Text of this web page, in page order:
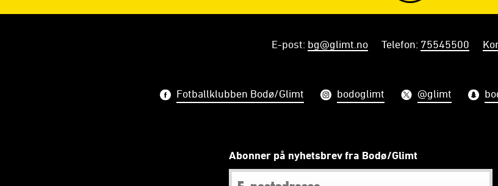
E-post: bg@glimt.no Telefon: 75545500
Fotballklubben Bodø/Glimt bodoglimt @glimt
Abonner på nyhetsbrev fra Bodø/Glimt